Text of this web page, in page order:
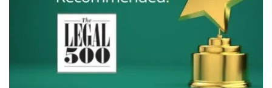
TEAM
NEWS